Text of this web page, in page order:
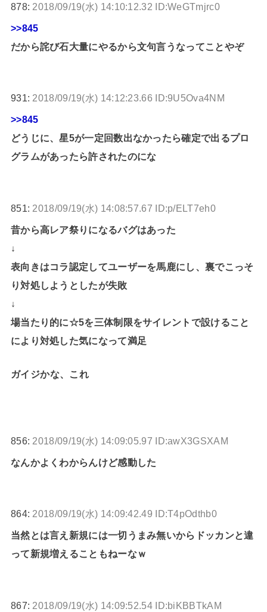
878: 2018/09/19(水) 14:10:12.32 ID:WeGTmjrc0
>>845
だから詫び石大量にやるから文句言うなってことやぞ
931: 2018/09/19(水) 14:12:23.66 ID:9U5Ova4NM
>>845
どうじに、星5が一定回数出なかったら確定で出るプロ
グラムがあったら許されたのにな
851: 2018/09/19(水) 14:08:57.67 ID:p/ELT7eh0
昔から高レア祭りになるバグはあった
↓
表向きはコラ認定してユーザーを馬鹿にし、裏でこっそ
り対処しようとしたが失敗
↓
場当たり的に☆5を三体制限をサイレントで設けること
により対処した気になって満足
ガイジかな、これ
856: 2018/09/19(水) 14:09:05.97 ID:awX3GSXAM
なんかよくわからんけど感動した
864: 2018/09/19(水) 14:09:42.49 ID:T4pOdthb0
当然とは言え新規には一切うまみ無いからドッカンと違
って新規増えることもねーなｗ
867: 2018/09/19(水) 14:09:52.54 ID:biKBBTkAM